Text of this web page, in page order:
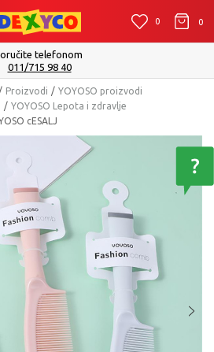
0 0 0
telefonom
011/715 98 40
Proizvodi
YOYOSO proizvodi
YOYOSO Lepota i zdravlje
cESALJ